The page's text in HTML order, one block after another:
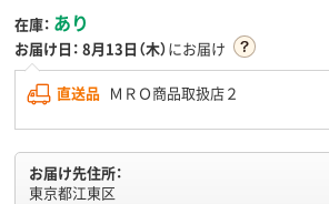
在庫： あり
お届け日： 8月13日（木）にお届け
直送品 ＭＲＯ商品取扱店２
お届け先住所：
東京都江東区